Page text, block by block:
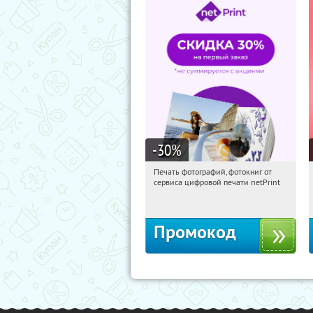
-30%
21:22:13 Получили:
Печать фотографий, фотокниг от
сервиса цифровой печати netPrint
Промокод